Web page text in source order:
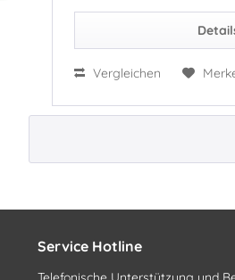
Vergleichen
Service Hotline